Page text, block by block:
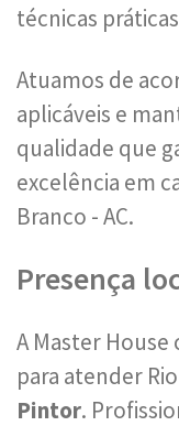
técnicas
Atuamos de
aplicáveis e
qualidade que
excelência em
Branco - AC.
Presença
A Master
para atender
Pintor.